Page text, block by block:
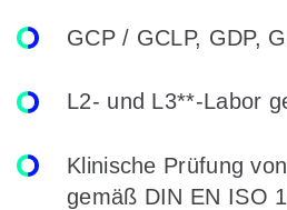
GCP / GCLP, GDP,
L2- und L3**-Labor
Klinische Prüfung
gemäß DIN EN ISO